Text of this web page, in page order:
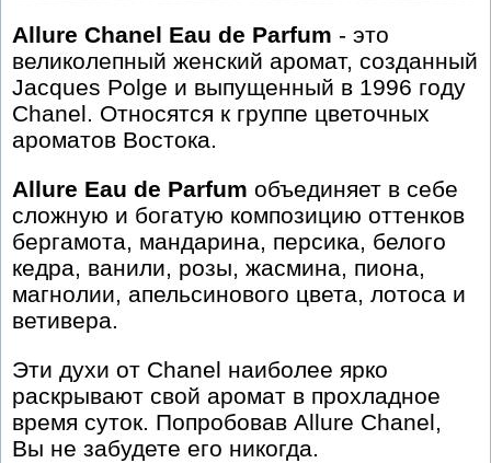
Allure Chanel Eau de Parfum - это
великолепный женский аромат, созданный
Jacques Polge и выпущенный в 1996 году
Chanel. Oтносятся к группе цветочных
ароматов Востока.
Allure Eau de Parfum объединяет в себе
сложную и богатую композицию оттенков
бергамота, мандарина, персика, белого
кедра, ванили, розы, жасмина, пиона,
магнолии, апельсинового цвета, лотоса и
ветивера.
Эти духи от Chanel наиболее ярко
раскрывают свой аромат в прохладное
время суток. Попробовав Allure Chanel,
Вы не забудете его никогда.